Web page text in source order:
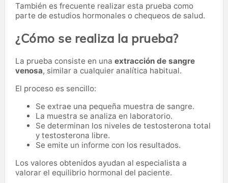
También es frecuente realizar esta prueba como
parte de estudios hormonales o chequeos de salud.
¿Cómo se realiza la prueba?
La prueba consiste en una extracción de sangre
venosa, similar a cualquier analítica habitual.
El proceso es sencillo:
Se extrae una pequeña muestra de sangre.
La muestra se analiza en laboratorio.
Se determinan los niveles de testosterona total
y testosterona libre.
Se emite un informe con los resultados.
Los valores obtenidos ayudan al especialista a
valorar el equilibrio hormonal del paciente.